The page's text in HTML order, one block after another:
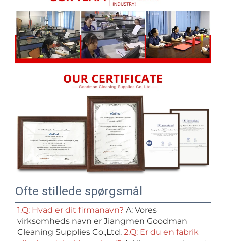
Ofte stillede spørgsmål
1.Q: Hvad er dit firmanavn? A: Vores
virksomheds navn er Jiangmen Goodman
Cleaning Supplies Co.,Ltd. 2.Q: Er du en fabrik